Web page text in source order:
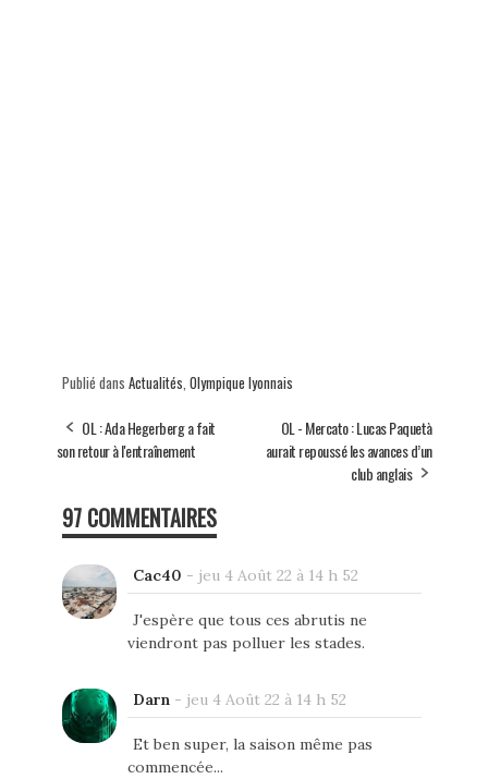
Publié dans Actualités Olympique lyonnais
OL : Ada Hegerberg a fait
son retour à l'entraînement
OL - Mercato : Lucas Paquetà
aurait repoussé les avances d’un
club anglais
97 COMMENTAIRES
Cac40 - jeu 4 Août 22 à 14 h 52
J'espère que tous ces abrutis ne
viendront pas polluer les stades.
Darn - jeu 4 Août 22 à 14 h 52
Et ben super, la saison même pas
commencée...